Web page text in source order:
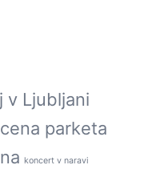
v Ljubljani
cena parketa
koncert v naravi